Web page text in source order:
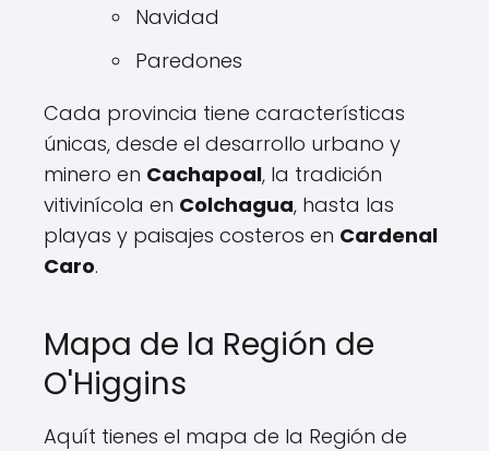
Navidad
Paredones
Cada provincia tiene características
únicas, desde el desarrollo urbano y
minero en Cachapoal, la tradición
vitivinícola en Colchagua, hasta las
playas y paisajes costeros en Cardenal
Caro.
Mapa de la Región de
O'Higgins
Aquít tienes el mapa de la Región de